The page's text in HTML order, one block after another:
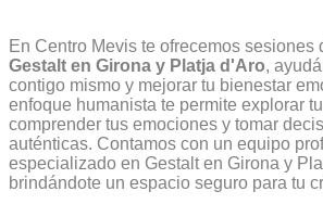
En Centro Mevis te ofrecemos sesiones
Gestalt en Girona y Platja d'Aro,
contigo mismo y mejorar tu bienestar
enfoque humanista te permite explorar
comprender tus emociones y tomar
auténticas. Contamos con un equipo
especializado en Gestalt en Girona y
brindándote un espacio seguro para tu